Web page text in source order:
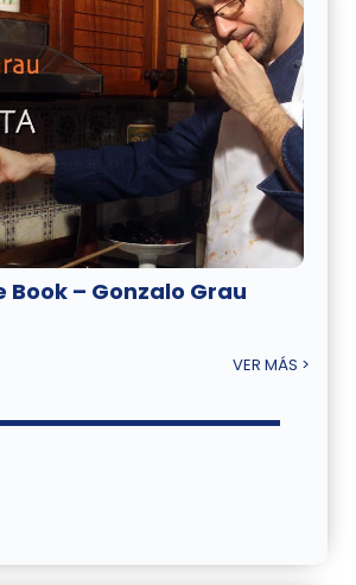
Book – Gonzalo Grau
VER MÁS >